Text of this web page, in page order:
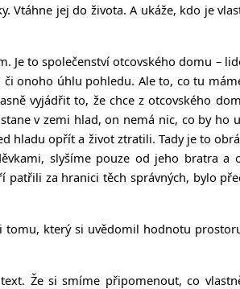
jej do života. A ukáže, kdo je
Je to společenství otcovského domu –
onoho úhlu pohledu. Ale to, co tu
vyjádřit to, že chce z otcovského
v zemi hlad, on nemá nic, co by ho
opřít a život ztratili. Tady je to
slyšíme pouze od jeho bratra a
za hranici těch správných, bylo
který si uvědomil hodnotu
Že si smíme připomenout, co